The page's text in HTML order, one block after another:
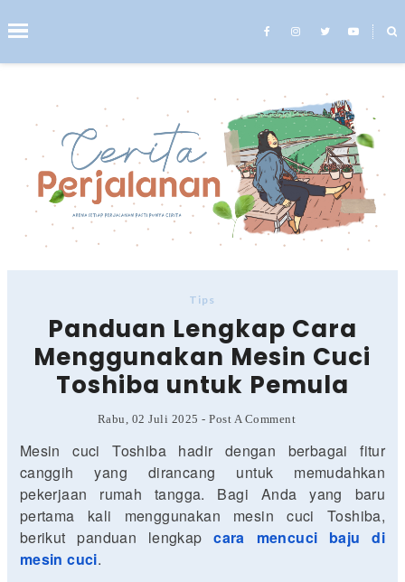
˟
Tips
Panduan Lengkap Cara
Menggunakan Mesin Cuci
Toshiba untuk Pemula
Rabu, 02 Juli 2025-Post A Comment
Mesin cuci Toshiba hadir dengan berbagai fitur
canggih yang dirancang untuk memudahkan
pekerjaan rumah tangga. Bagi Anda yang baru
pertama kali menggunakan mesin cuci Toshiba,
berikut panduan lengkapcara mencuci baju di
mesin cuci.